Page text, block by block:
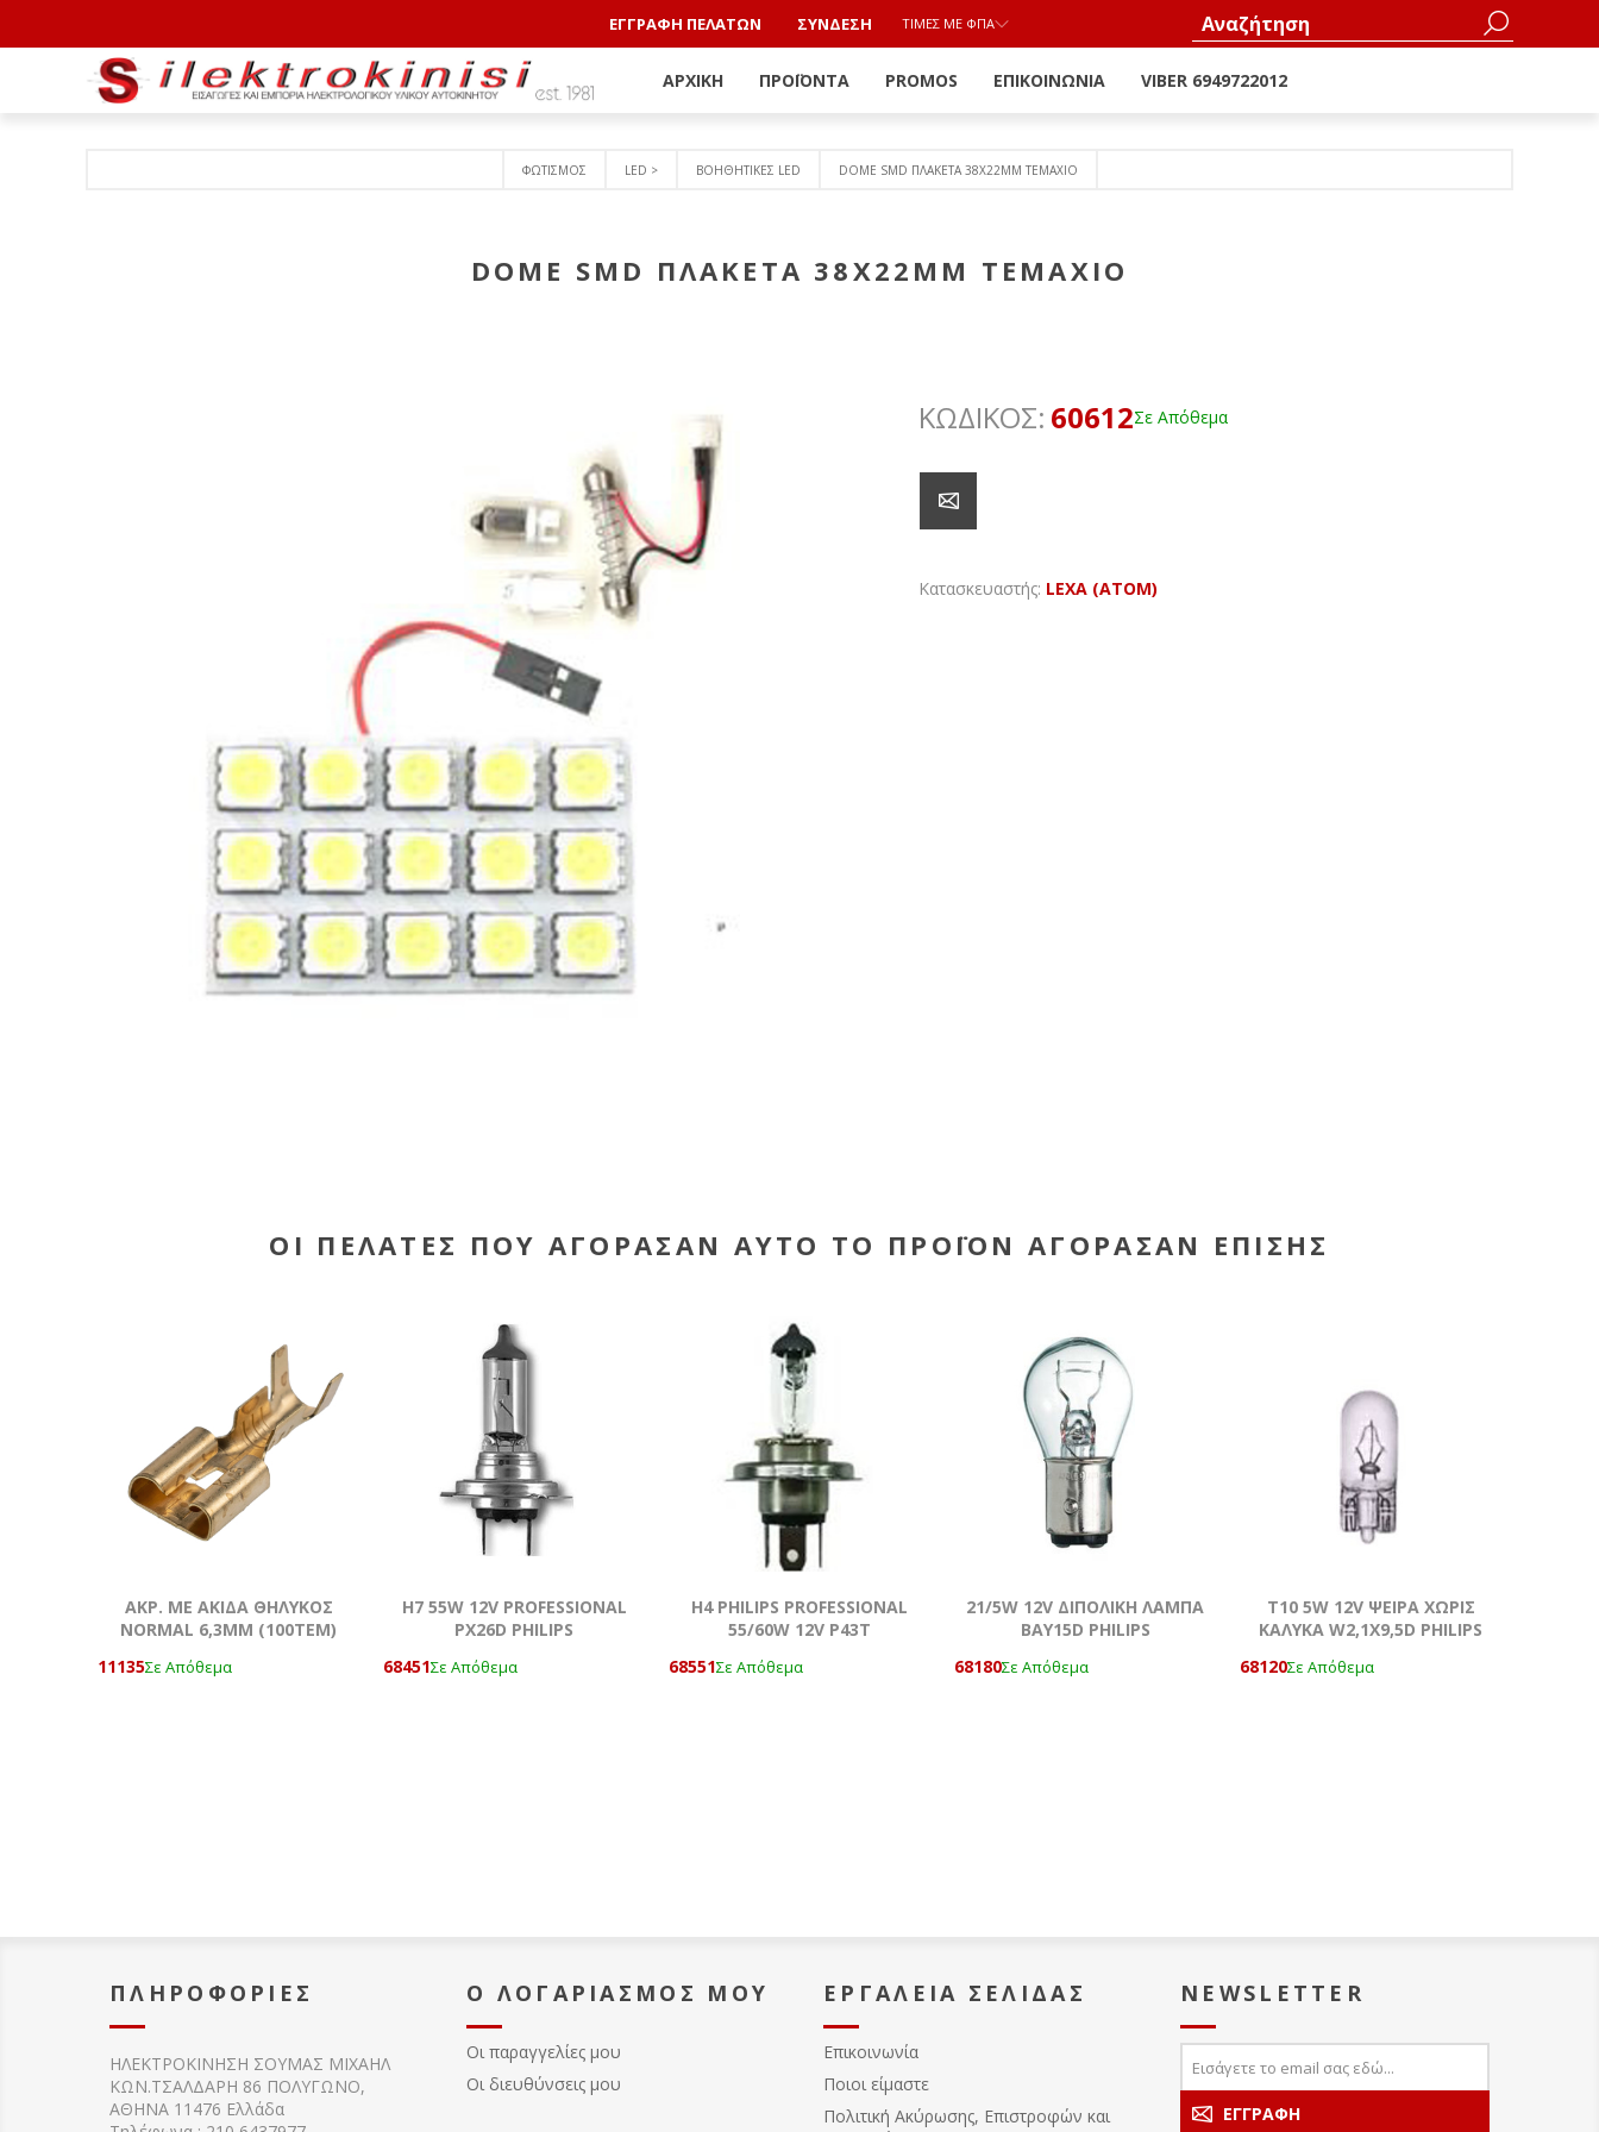
ΕΓΓΡΑΦΗ ΠΕΛΑΤΩΝ ΣΎΝΔΕΣΗ ΤΙΜΈΣ ΜΕ ΦΠΑ
ΑΡΧΙΚΉ ΠΡΟΪΌΝΤΑ PROMOS ΕΠΙΚΟΙΝΩΝΊΑ VIBER 6949722012
ΦΩΤΙΣΜΟΣ LED > ΒΟΗΘΗΤΙΚΕΣ LED DOME SMD ΠΛΑΚΕΤΑ 38X22MM ΤΕΜΑΧΙΟ
DOME SMD ΠΛΑΚΕΤΑ 38X22MM ΤΕΜΑΧΙΟ
ΚΩΔΙΚΟΣ: 60612Σε Απόθεμα
Κατασκευαστής: LEXA (ATOM)
ΟΙ ΠΕΛΆΤΕΣ ΠΟΥ ΑΓΌΡΑΣΑΝ ΑΥΤΌ ΤΟ ΠΡΟΪΌΝ ΑΓΌΡΑΣΑΝ ΕΠΊΣΗΣ
AKΡ. ΜΕ ΑΚΙΔΑ ΘΗΛΥΚΟΣ
NORMAL 6,3ΜΜ (100ΤΕΜ)
11135Σε Απόθεμα
H7 55W 12V PROFESSIONAL
ΡX26D PHILIPS
68451Σε Απόθεμα
H4 PHILIPS PROFESSIONAL
55/60W 12V Ρ43T
68551Σε Απόθεμα
21/5W 12V ΔΙΠΟΛΙΚΗ ΛΑΜΠΑ
BAY15D PHILIPS
68180Σε Απόθεμα
T10 5W 12V ΨΕΙΡΑ ΧΩΡΙΣ
ΚΑΛΥΚΑ W2,1X9,5D PHILIPS
68120Σε Απόθεμα
ΠΛΗΡΟΦΟΡΊΕΣ
ΗΛΕΚΤΡΟΚΙΝΗΣΗ ΣΟΥΜΑΣ MIXAHΛ
ΚΩΝ.ΤΣΑΛΔΑΡΗ 86 ΠΟΛΥΓΩΝΟ,
ΑΘΗΝΑ 11476 Ελλάδα
Ο ΛΟΓΑΡΙΑΣΜΌΣ ΜΟΥ
Οι παραγγελίες μου
Οι διευθύνσεις μου
ΕΡΓΑΛΕΊΑ ΣΕΛΊΔΑΣ
Επικοινωνία
Ποιοι είμαστε
Πολιτική Ακύρωσης, Eπιστροφών και
NEWSLETTER